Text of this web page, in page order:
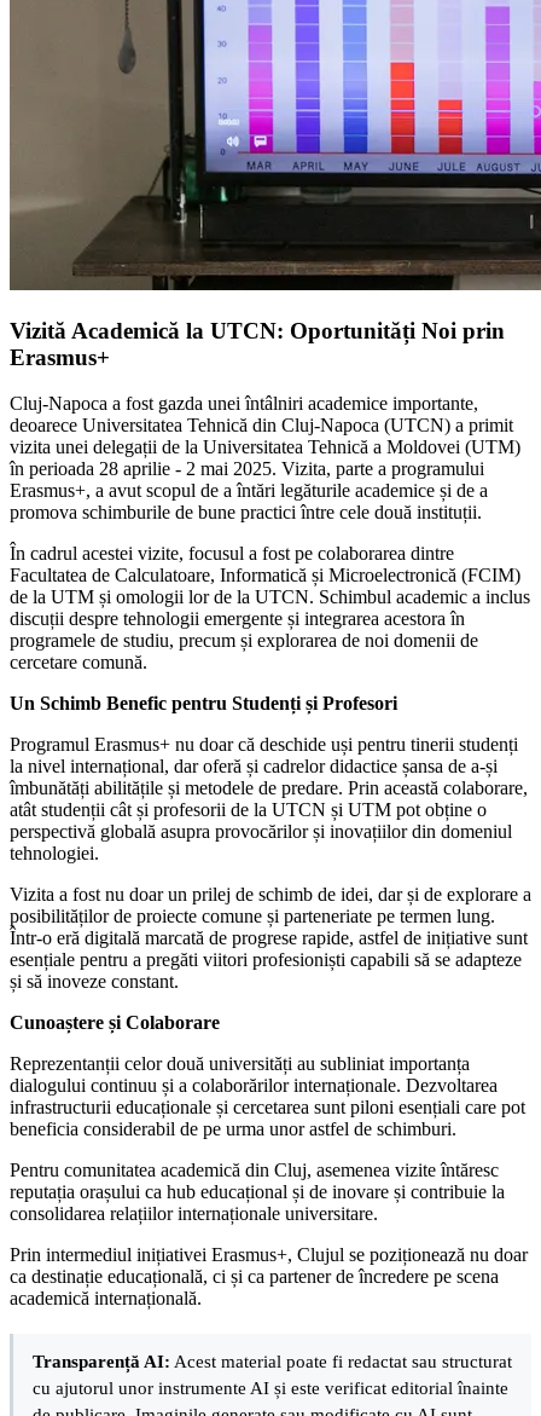
Vizită Academică la UTCN: Oportunități Noi prin
Erasmus+
Cluj-Napoca a fost gazda unei întâlniri academice importante,
deoarece Universitatea Tehnică din Cluj-Napoca (UTCN) a primit
vizita unei delegații de la Universitatea Tehnică a Moldovei (UTM)
în perioada 28 aprilie - 2 mai 2025. Vizita, parte a programului
Erasmus+, a avut scopul de a întări legăturile academice și de a
promova schimburile de bune practici între cele două instituții.
În cadrul acestei vizite, focusul a fost pe colaborarea dintre
Facultatea de Calculatoare, Informatică și Microelectronică (FCIM)
de la UTM și omologii lor de la UTCN. Schimbul academic a inclus
discuții despre tehnologii emergente și integrarea acestora în
programele de studiu, precum și explorarea de noi domenii de
cercetare comună.
Un Schimb Benefic pentru Studenți și Profesori
Programul Erasmus+ nu doar că deschide uși pentru tinerii studenți
la nivel internațional, dar oferă și cadrelor didactice șansa de a-și
îmbunătăți abilitățile și metodele de predare. Prin această colaborare,
atât studenții cât și profesorii de la UTCN și UTM pot obține o
perspectivă globală asupra provocărilor și inovațiilor din domeniul
tehnologiei.
Vizita a fost nu doar un prilej de schimb de idei, dar și de explorare a
posibilităților de proiecte comune și parteneriate pe termen lung.
Într-o eră digitală marcată de progrese rapide, astfel de inițiative sunt
esențiale pentru a pregăti viitori profesioniști capabili să se adapteze
și să inoveze constant.
Cunoaștere și Colaborare
Reprezentanții celor două universități au subliniat importanța
dialogului continuu și a colaborărilor internaționale. Dezvoltarea
infrastructurii educaționale și cercetarea sunt piloni esențiali care pot
beneficia considerabil de pe urma unor astfel de schimburi.
Pentru comunitatea academică din Cluj, asemenea vizite întăresc
reputația orașului ca hub educațional și de inovare și contribuie la
consolidarea relațiilor internaționale universitare.
Prin intermediul inițiativei Erasmus+, Clujul se poziționează nu doar
ca destinație educațională, ci și ca partener de încredere pe scena
academică internațională.
Transparență AI: Acest material poate fi redactat sau structurat
cu ajutorul unor instrumente AI și este verificat editorial înainte